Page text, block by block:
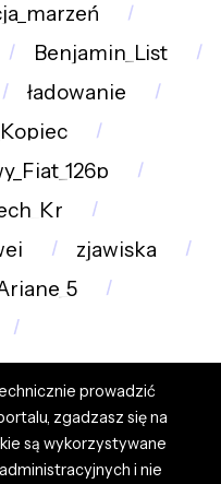
Benjamin_List
ładowanie
zjawiska
prowadzić
zgadzasz się na
są wykorzystywane
i nie